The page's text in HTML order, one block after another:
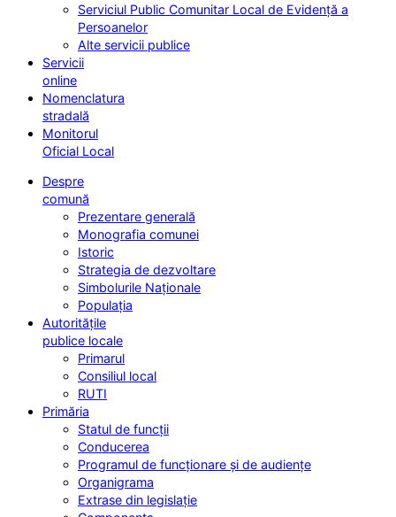
Serviciul Public Comunitar Local de Evidență a
Persoanelor
Alte servicii publice
Servicii
online
Nomenclatura
stradală
Monitorul
Oficial Local
Despre
comună
Prezentare generală
Monografia comunei
Istoric
Strategia de dezvoltare
Simbolurile Naționale
Populația
Autoritățile
publice locale
Primarul
Consiliul local
RUTI
Primăria
Statul de funcții
Conducerea
Programul de funcționare și de audiențe
Organigrama
Extrase din legislație